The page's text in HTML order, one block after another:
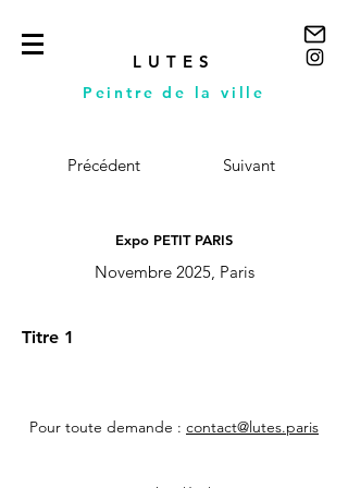
LUTES
Peintre de la ville
Précédent Suivant
Expo PETIT PARIS
Novembre 2025, Paris
Titre 1
Pour toute demande : contact@lutes.paris